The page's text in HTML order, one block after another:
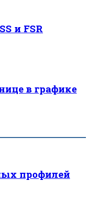
и FSR
в графике
профилей